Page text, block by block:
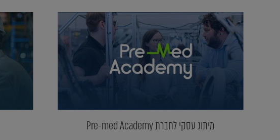
מיתוג עסקי לחברת Pre-med Academy